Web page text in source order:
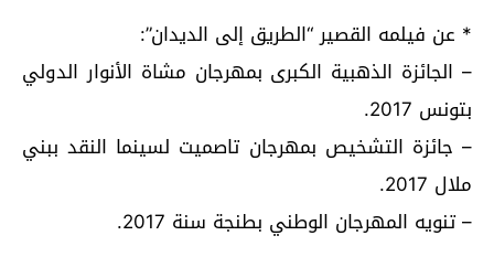
* عن فيلمه القصير “الطريق إلى الديدان”:
– الجائزة الذهبية الكبرى بمهرجان مشاة الأنوار الدولي
بتونس 2017.
– جائزة التشخيص بمهرجان تاصميت لسينما النقد ببني
ملال 2017.
– تنويه المهرجان الوطني بطنجة سنة 2017.